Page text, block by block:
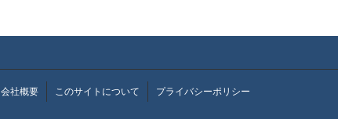
会社概要 このサイトについて プライバシーポリシー